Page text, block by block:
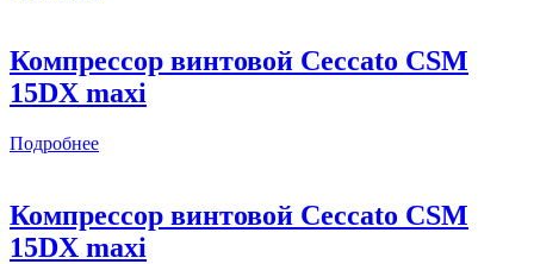
Компрессор винтовой Ceccato CSM
15DX maxi
Подробнее
Компрессор винтовой Ceccato CSM
15DX maxi